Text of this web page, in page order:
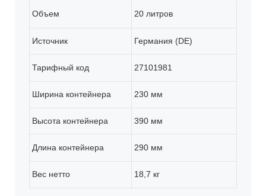
Объем 20 литров
Источник Германия (DE)
Тарифный код 27101981
Ширина контейнера 230 мм
Высота контейнера 390 мм
Длина контейнера 290 мм
Вес нетто 18,7 кг